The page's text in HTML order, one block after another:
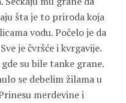
šta je to priroda koja
vodu. Počelo je da
je čvršće i kvrgavije.
su bile tanke grane.
se debelim žilama u
merdevine i